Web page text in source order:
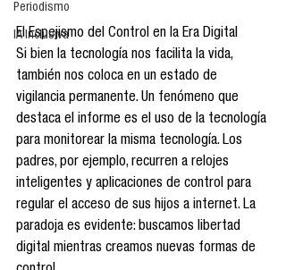
Periodismo
IA Inclusiva
El Espejismo del Control en la Era Digital
Si bien la tecnología nos facilita la vida,
también nos coloca en un estado de
vigilancia permanente. Un fenómeno que
destaca el informe es el uso de la tecnología
para monitorear la misma tecnología. Los
padres, por ejemplo, recurren a relojes
inteligentes y aplicaciones de control para
regular el acceso de sus hijos a internet. La
paradoja es evidente: buscamos libertad
digital mientras creamos nuevas formas de